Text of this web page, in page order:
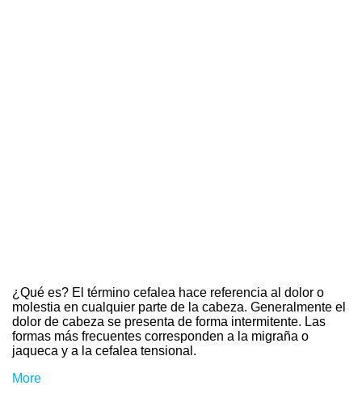
¿Qué es? El término cefalea hace referencia al dolor o
molestia en cualquier parte de la cabeza. Generalmente el
dolor de cabeza se presenta de forma intermitente. Las
formas más frecuentes corresponden a la migraña o
jaqueca y a la cefalea tensional.
More